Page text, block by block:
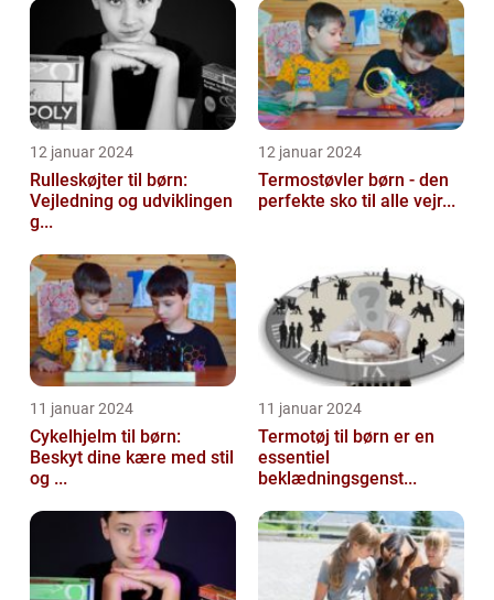
12 januar 2024
Rulleskøjter til børn:
Vejledning og udviklingen
g...
12 januar 2024
Termostøvler børn - den
perfekte sko til alle vejr...
11 januar 2024
Cykelhjelm til børn:
Beskyt dine kære med stil
og ...
11 januar 2024
Termotøj til børn er en
essentiel
beklædningsgenst...